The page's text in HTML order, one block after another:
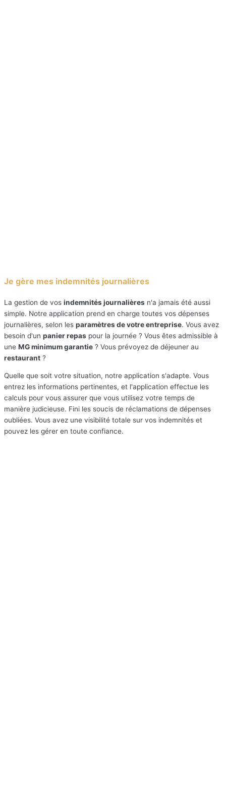
Je gère mes indemnités journalières
La gestion de vos indemnités journalières n'a jamais été aussi
simple. Notre application prend en charge toutes vos dépenses
journalières, selon les paramètres de votre entreprise. Vous avez
besoin d'un panier repas pour la journée ? Vous êtes admissible à
une MG minimum garantie ? Vous prévoyez de déjeuner au
restaurant ?
Quelle que soit votre situation, notre application s'adapte. Vous
entrez les informations pertinentes, et l'application effectue les
calculs pour vous assurer que vous utilisez votre temps de
manière judicieuse. Fini les soucis de réclamations de dépenses
oubliées. Vous avez une visibilité totale sur vos indemnités et
pouvez les gérer en toute confiance.